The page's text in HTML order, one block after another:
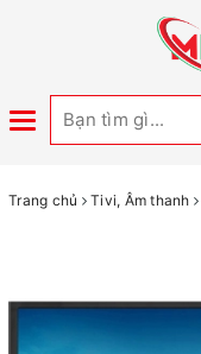
Toggle
Trang chủ Tivi, Âm thanh